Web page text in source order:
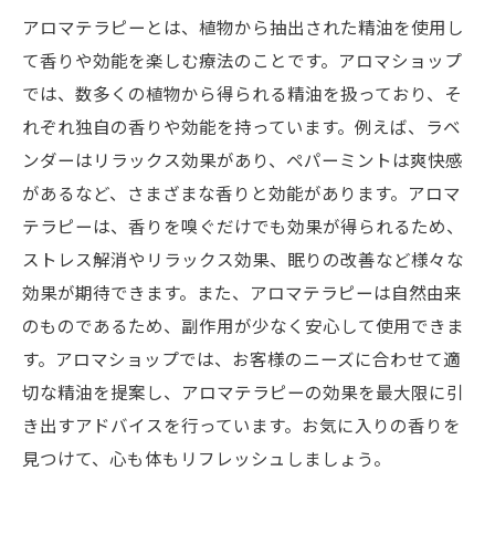
アロマテラピーとは、植物から抽出された精油を使用し
て香りや効能を楽しむ療法のことです。アロマショップ
では、数多くの植物から得られる精油を扱っており、そ
れぞれ独自の香りや効能を持っています。例えば、ラベ
ンダーはリラックス効果があり、ペパーミントは爽快感
があるなど、さまざまな香りと効能があります。アロマ
テラピーは、香りを嗅ぐだけでも効果が得られるため、
ストレス解消やリラックス効果、眠りの改善など様々な
効果が期待できます。また、アロマテラピーは自然由来
のものであるため、副作用が少なく安心して使用できま
す。アロマショップでは、お客様のニーズに合わせて適
切な精油を提案し、アロマテラピーの効果を最大限に引
き出すアドバイスを行っています。お気に入りの香りを
見つけて、心も体もリフレッシュしましょう。